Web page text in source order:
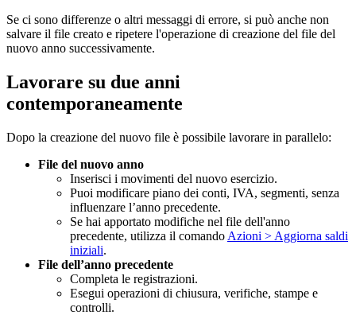
Se ci sono differenze o altri messaggi di errore, si può anche non
salvare il file creato e ripetere l'operazione di creazione del file del
nuovo anno successivamente.
Lavorare su due anni
contemporaneamente
Dopo la creazione del nuovo file è possibile lavorare in parallelo:
File del nuovo anno
Inserisci i movimenti del nuovo esercizio.
Puoi modificare piano dei conti, IVA, segmenti, senza
influenzare l’anno precedente.
Se hai apportato modifiche nel file dell'anno
precedente, utilizza il comando Azioni > Aggiorna saldi
iniziali.
File dell’anno precedente
Completa le registrazioni.
Esegui operazioni di chiusura, verifiche, stampe e
controlli.